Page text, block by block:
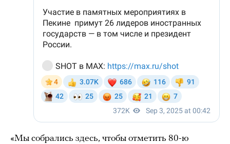
«Мы собрались здесь, чтобы отметить 80-ю